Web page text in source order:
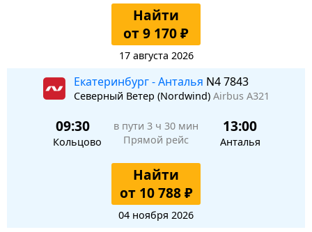
Найти
от 9 170 ₽
17 августа 2026
Екатеринбург - Анталья N4 7843
Северный Ветер (Nordwind) Airbus A321
09:30
Кольцово
в пути 3 ч 30 мин
Прямой рейс
13:00
Анталья
Найти
от 10 788 ₽
04 ноября 2026